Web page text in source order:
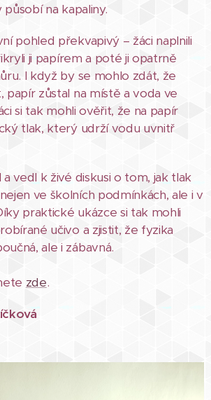
působí na kapaliny.
pohled překvapivý – žáci naplnili
ji papírem a poté ji opatrně
I když by se mohlo zdát, že
zůstal na místě a voda ve
si tak mohli ověřit, že na papír
tlak, který udrží vodu uvnitř
a vedl k živé diskusi o tom, jak tlak
ve školních podmínkách, ale i v
praktické ukázce si tak mohli
učivo a zjistit, že fyzika
ale i zábavná.
zde.